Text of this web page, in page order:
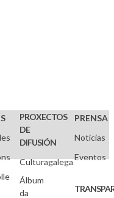
PROXECTOS
DE
DIFUSIÓN
Culturagalega
Álbum
da
PRENSA
Noticias
Eventos